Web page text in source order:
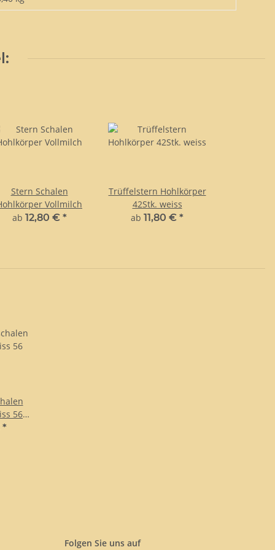
Stern Schalen
Vollmilch
ab 12,80 € *
Trüffelstern Hohlkörper
42Stk. weiss
ab 11,80 € *
56
*
Folgen Sie uns auf